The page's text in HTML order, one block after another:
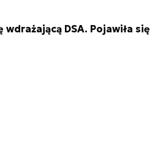
DSA. Pojawiła się